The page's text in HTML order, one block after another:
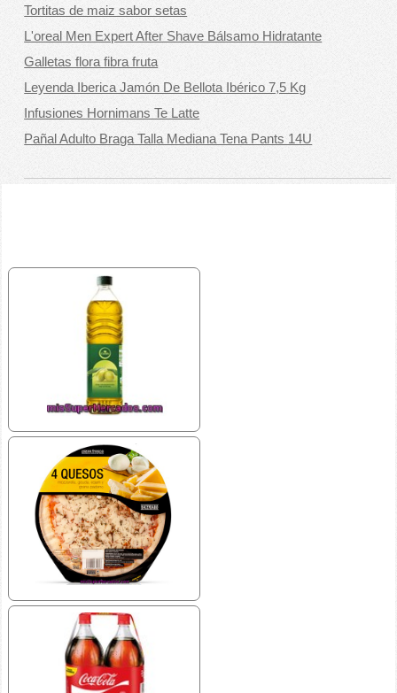
Tortitas de maiz sabor setas
L'oreal Men Expert After Shave Bálsamo Hidratante
Galletas flora fibra fruta
Leyenda Iberica Jamón De Bellota Ibérico 7,5 Kg
Infusiones Hornimans Te Latte
Pañal Adulto Braga Talla Mediana Tena Pants 14U